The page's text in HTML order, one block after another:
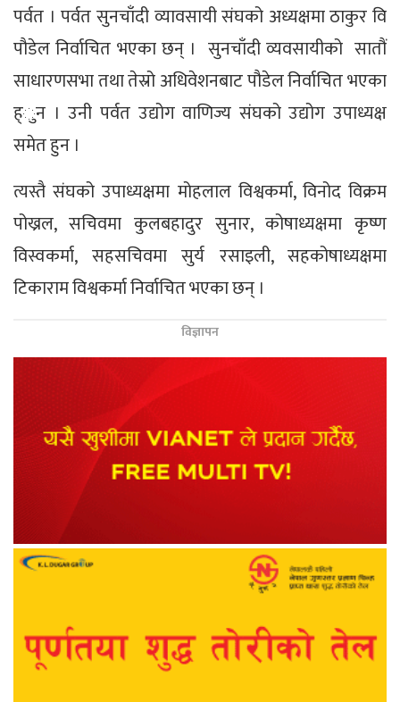
पर्वत । पर्वत सुनचाँदी व्यावसायी संघको अध्यक्षमा ठाकुर वि
पौडेल निर्वाचित भएका छन् । सुनचाँदी व्यवसायीको सातौं
साधारणसभा तथा तेस्रो अधिवेशनबाट पौडेल निर्वाचित भएका
ह्ुन । उनी पर्वत उद्योग वाणिज्य संघको उद्योग उपाध्यक्ष
समेत हुन ।
त्यस्तै संघको उपाध्यक्षमा मोहलाल विश्वकर्मा, विनोद विक्रम
पोख्रल, सचिवमा कुलबहादुर सुनार, कोषाध्यक्षमा कृष्ण
विस्वकर्मा, सहसचिवमा सुर्य रसाइली, सहकोषाध्यक्षमा
टिकाराम विश्वकर्मा निर्वाचित भएका छन् ।
विज्ञापन